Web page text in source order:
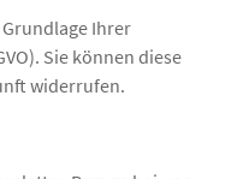
Ihrer
Sie können diese
widerrufen.